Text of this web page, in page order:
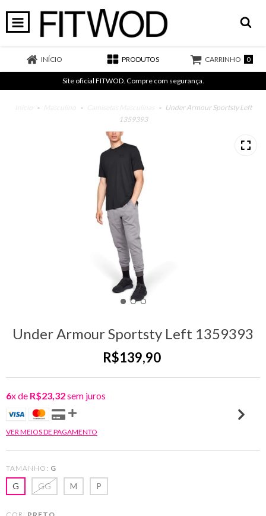
INÍCIO PRODUTOS CARRINHO 0
Site oficial FITWOD. Compre com segurança.
- - -
Under Armour Sportsty Left
1359393
Under Armour Sportsty Left 1359393
R$139,90
6x de R$23,32sem juros
VER MEIOS DE PAGAMENTO
TAMANHO: G
G GG M P